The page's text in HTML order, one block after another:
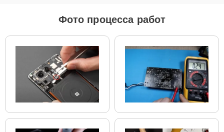
Рекомендации по выбору запчастей:
использовать на долгий срок, лучшим выбором
станут оригинальные запчасти, так как они
обеспечат полную совместимость и долгий срок
службы.
Если вы планируете обновить устройство в
ближайшее время, установка качественного
надежности.
Фото процесса работ